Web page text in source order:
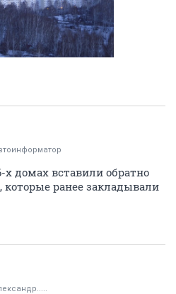
х домах вставили обратно
ранее закладывали